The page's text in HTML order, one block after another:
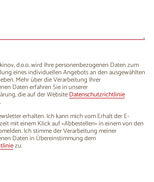
d.o.o. wird Ihre personenbezogenen Daten zum
eines individuellen Angebots an den ausgewählten
Mehr über die Verarbeitung Ihrer
Daten erfahren Sie in unserer
die auf der WebsiteDatenschutzrichtlinie
erhalten. Ich kann mich vom Erhalt der E-
mit einem Klick auf »Abbestellen« in einem von den
Ich stimme der Verarbeitung meiner
Daten in Übereinstimmung dem
zu.